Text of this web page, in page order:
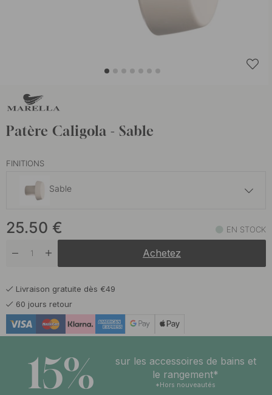
Patère Caligola - Sable
FINITIONS
Sable
Blanc En stock
Noir En stock
Vert
25.50 € EN STOCK
Achetez
Livraison gratuite dès €49
60 jours retour
15%
sur les accessoires de bains et
le rangement*
*Hors nouveautés